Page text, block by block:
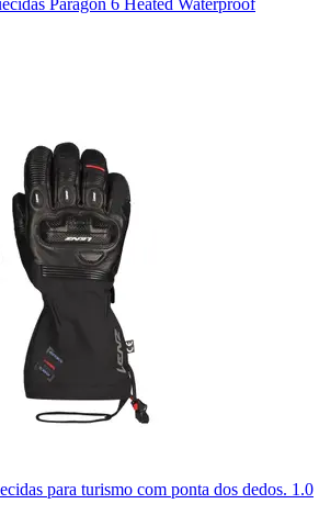
para turismo com ponta dos dedos. 1.0